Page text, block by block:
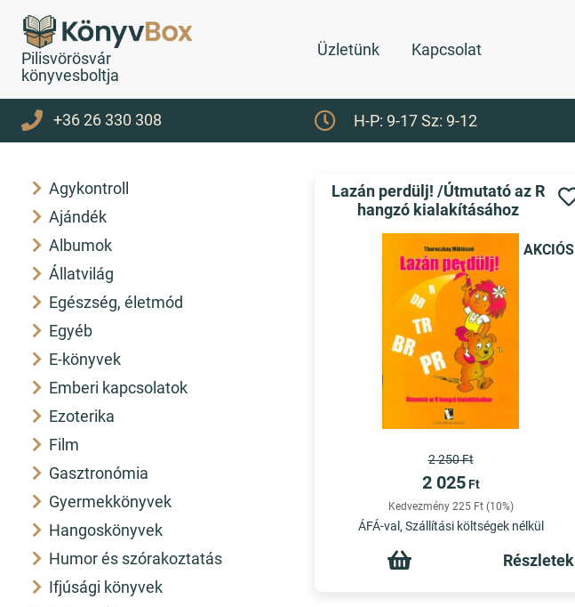
Pilisvörösvár
könyvesboltja
Üzletünk
Kapcsolat
+36 26 330 308 H-P: 9-17 Sz: 9-12
Agykontroll
Ajándék
Albumok
Állatvilág
Egészség, életmód
Egyéb
E-könyvek
Emberi kapcsolatok
Ezoterika
Film
Gasztronómia
Gyermekkönyvek
Hangoskönyvek
Humor és szórakoztatás
Ifjúsági könyvek
AKCIÓS
Lazán perdülj! /Útmutató az R
hangzó kialakításához
2 250 Ft
2 025 Ft
Kedvezmény 225 Ft (10%)
ÁFÁ-val, Szállítási költségek nélkül
Részletek